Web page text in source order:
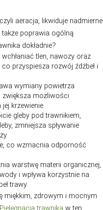
całorocznego
wpływa na
odżywczych do
trawnika
która jest
się ją
TRAWNIKA I